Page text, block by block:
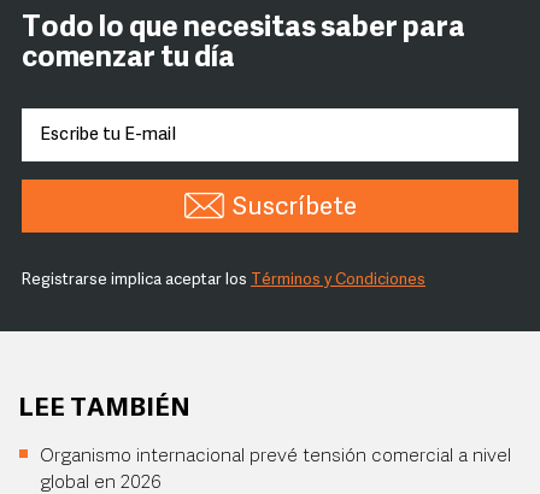
Todo lo que necesitas saber para
comenzar tu día
Suscríbete
Registrarse implica aceptar los Términos y Condiciones
LEE TAMBIÉN
Organismo internacional prevé tensión comercial a nivel
global en 2026